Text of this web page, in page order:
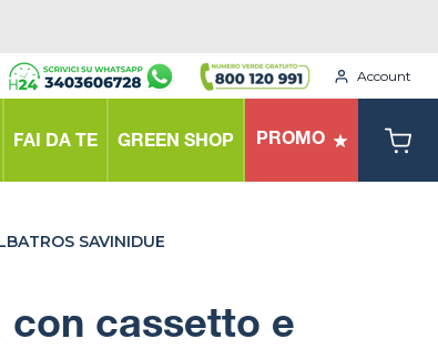
Account
FAI DA TE GREEN SHOP PROMO
SAVINIDUE
con cassetto e